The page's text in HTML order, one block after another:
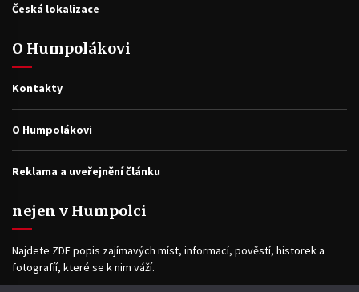
Česká lokalizace
O Humpolákovi
Kontakty
O Humpolákovi
Reklama a uveřejnění článku
nejen v Humpolci
Najdete ZDE popis zajímavých míst, informací, pověstí, historek a
fotografíí, které se k nim váží.